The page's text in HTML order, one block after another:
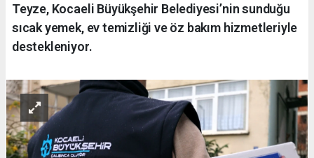
Teyze, Kocaeli Büyükşehir Belediyesi’nin sunduğu
sıcak yemek, ev temizliği ve öz bakım hizmetleriyle
destekleniyor.